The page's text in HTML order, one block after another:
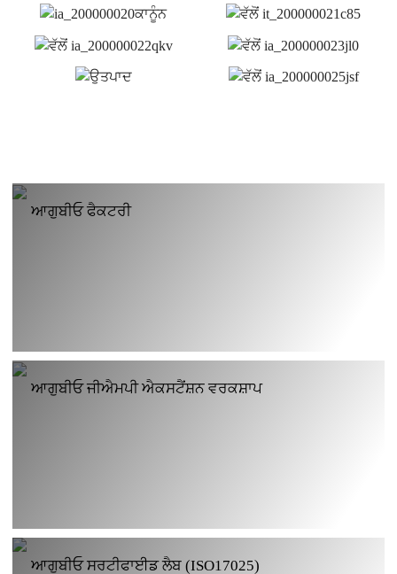
ਆਗੁਬੀਓ ਫੈਕਟਰੀ
ਆਗੁਬੀਓ ਜੀਐਮਪੀ ਐਕਸਟੈਂਸ਼ਨ ਵਰਕਸ਼ਾਪ
ਆਗੁਬੀਓ ਸਰਟੀਫਾਈਡ ਲੈਬ (ISO17025)